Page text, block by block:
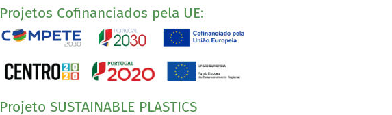
Projetos Cofinanciados pela UE:
Projeto SUSTAINABLE PLASTICS